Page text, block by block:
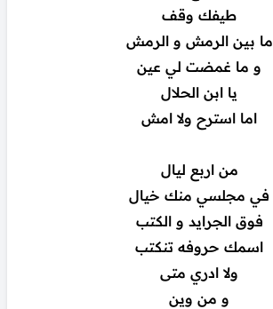
طيفك وقف
ما بين الرمش و الرمش
و ما غمضت لي عين
يا ابن الحلال
اما استرح ولا امش
من اربع ليال
في مجلسي منك خيال
فوق الجرايد و الكتب
اسمك حروفه تنكتب
ولا ادري متى
و من وين